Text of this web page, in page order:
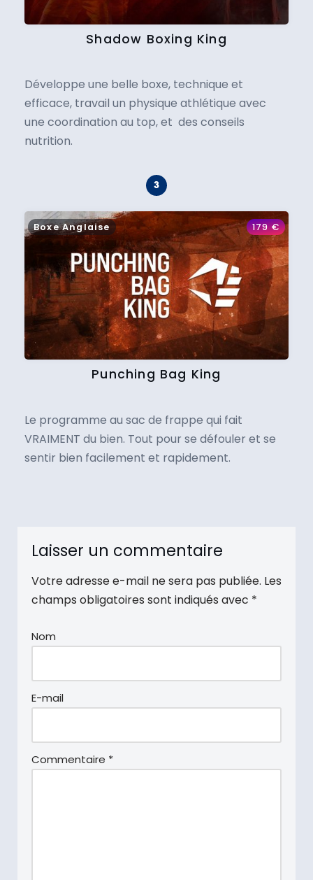
Shadow Boxing King
Développe une belle boxe, technique et
efficace, travail un physique athlétique avec
une coordination au top, et des conseils
nutrition.
Boxe Anglaise 179€
Punching Bag King
Le programme au sac de frappe qui fait
VRAIMENT du bien. Tout pour se défouler et se
sentir bien facilement et rapidement.
Laisser un commentaire
Votre adresse e-mail ne sera pas publiée. Les
champs obligatoires sont indiqués avec *
Nom
E-mail
Commentaire *